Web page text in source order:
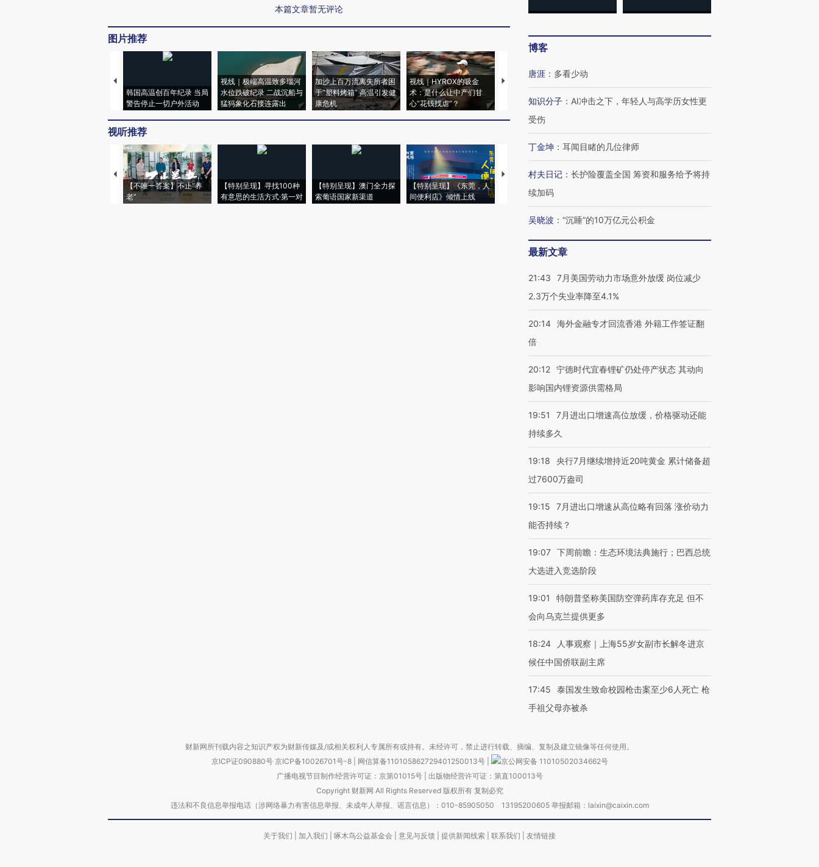
本篇文章暂无评论
图片推荐
韩国高温创百年纪录 当局
警告停止一切户外活动
视线｜极端高温致多瑙河
水位跌破纪录 二战沉船与
猛犸象化石接连露出
加沙上百万流离失所者困
于“塑料烤箱” 高温引发健
康危机
视线｜HYROX的吸金
术：是什么让中产们甘
心“花钱找虐”？
马航飞行员跨国走私7万
育部长拱下台
飞地休达
视听推荐
【不唯一答案】不止“养
老”
【特别呈现】寻找100种
有意思的生活方式·第一对
【特别呈现】澳门全力探
索葡语国家新渠道
【特别呈现】《东莞，人
间便利店》倾情上线
【推广】走进第四届链博
【商旅对话】华住集团
博客
唐涯 ： 多看少动
知识分子 ： AI冲击之下，年轻人与高学历女性更
受伤
丁金坤 ： 耳闻目睹的几位律师
村夫日记 ： 长护险覆盖全国 筹资和服务给予将持
续加码
吴晓波 ： “沉睡”的10万亿元公积金
最新文章
21:43
7月美国劳动力市场意外放缓 岗位减少
2.3万个失业率降至4.1%
20:14 海外金融专才回流香港 外籍工作签证翻
倍
20:12 宁德时代宜春锂矿仍处停产状态 其动向
影响国内锂资源供需格局
19:51
7月进出口增速高位放缓，价格驱动还能
持续多久
19:18
央行7月继续增持近20吨黄金 累计储备超
过7600万盎司
19:15
7月进出口增速从高位略有回落 涨价动力
能否持续？
19:07 下周前瞻：生态环境法典施行；巴西总统
大选进入竞选阶段
19:01
特朗普坚称美国防空弹药库存充足 但不
会向乌克兰提供更多
18:24
人事观察｜上海55岁女副市长解冬进京
候任中国侨联副主席
17:45
泰国发生致命校园枪击案至少6人死亡 枪
手祖父母亦被杀
财新网所刊载内容之知识产权为财新传媒及/或相关权利人专属所有或持有。未经许可，禁止进行转载、摘编、复制及建立镜像等任何使用。
京ICP证090880号 京ICP备10026701号-8 网信算备110105862729401250013号
京公网安备 11010502034662号
广播电视节目制作经营许可证：京第01015号| 出版物经营许可证：第直100013号
Copyright 财新网 All Rights Reserved 版权所有 复制必究
违法和不良信息举报电话（涉网络暴力有害信息举报、未成年人举报、谣言信息）：010-85905050 13195200605 举报邮箱：laixin@caixin.com
关于我们 加入我们 啄木鸟公益基金会 意见与反馈 提供新闻线索 联系我们 友情链接